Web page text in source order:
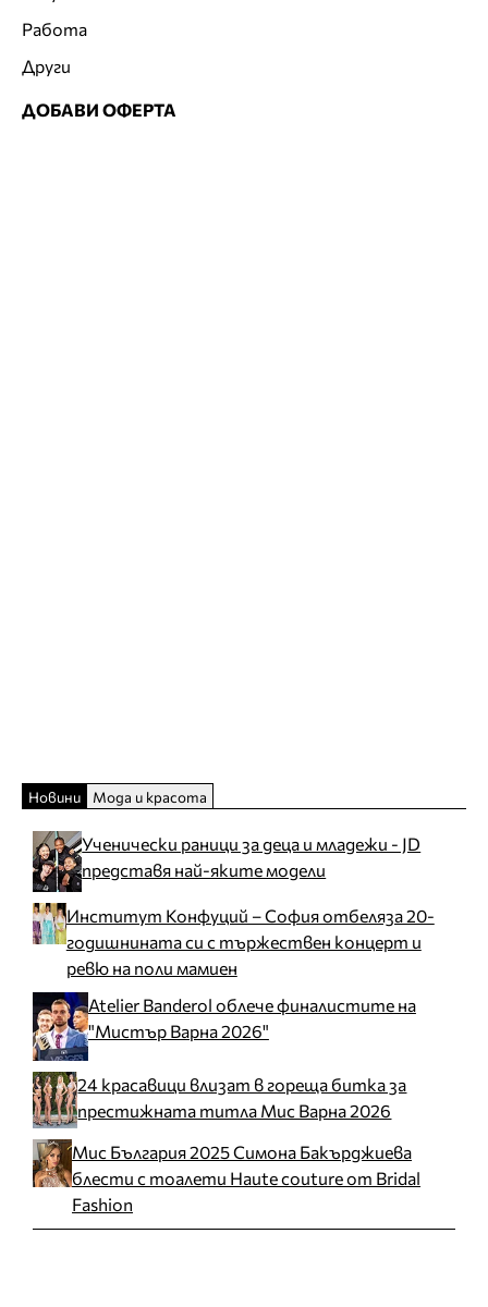
Работа
Други
ДОБАВИ ОФЕРТА
Новини Мода и красота
Ученически раници за деца и младежи - JD
представя най-яките модели
Институт Конфуций – София отбеляза 20-
годишнината си с тържествен концерт и
ревю на поли мамиен
Atelier Banderol облече финалистите на
"Мистър Варна 2026"
24 красавици влизат в гореща битка за
престижната титла Мис Варна 2026
Мис България 2025 Симона Бакърджиева
блести с тоалети Haute couture от Bridal
Fashion